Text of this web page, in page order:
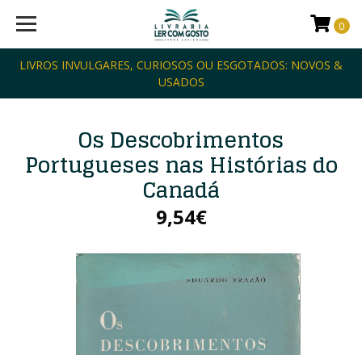
LIVROS INVULGARES, CURIOSOS OU ESGOTADOS: NOVOS &
USADOS
0
Os Descobrimentos
Portugueses nas Histórias do
Canadá
9,54€